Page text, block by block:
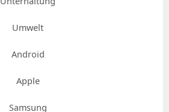
Umwelt
Android
Apple
Samsung